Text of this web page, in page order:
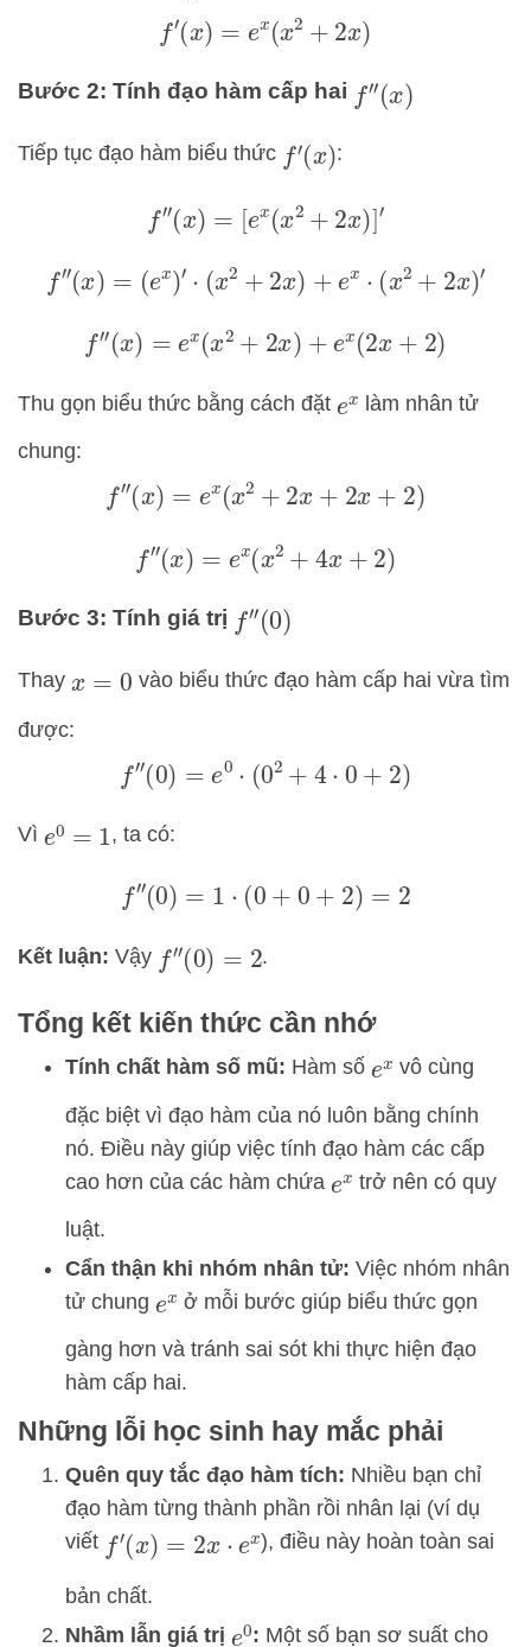
f′(x =ex(x2+2 x)
Bước 2: Tính đạo hàm cấp hai f″(x)
Tiếp tục đạo hàm biểu thức f′(x) :
f″(x =[ ex(x2+2 x)]′
f″ (x) =(ex )′ ⋅(x2+2x)+ ex⋅(x2+2 x)′
f″( x)=ex(x2+ 2x)+ex(2x+2)
Thu gọn biểu thức bằng cách đặt ex làm nhân tử
chung:
f″( x)=ex(x2+ 2x+2 x+2)
f″(x )= ex(x2 +4x+ 2)
Bước 3: Tính giá trị f″(0)
Thay x=0 vào biểu thức đạo hàm cấp hai vừa tìm
được:
f″( 0)=e0⋅ (02 +4⋅ 0 +2)
Vì e0 =1 , ta có:
f″ (0) = 1 ⋅(0 +0+ 2) =2
Kết luận: Vậy f″(0)= 2 .
Tổng kết kiến thức cần nhớ
Tính chất hàm số mũ: Hàm số ex vô cùng
đặc biệt vì đạo hàm của nó luôn bằng chính
nó. Điều này giúp việc tính đạo hàm các cấp
cao hơn của các hàm chứa ex trở nên có quy
luật.
Cẩn thận khi nhóm nhân tử: Việc nhóm nhân
tử chung ex ở mỗi bước giúp biểu thức gọn
gàng hơn và tránh sai sót khi thực hiện đạo
hàm cấp hai.
Những lỗi học sinh hay mắc phải
Quên quy tắc đạo hàm tích: Nhiều bạn chỉ
đạo hàm từng thành phần rồi nhân lại (ví dụ
viết f′(x)= 2x ⋅ex ), điều này hoàn toàn sai
bản chất.
Nhầm lẫn giá trị e0: Một số bạn sơ suất cho